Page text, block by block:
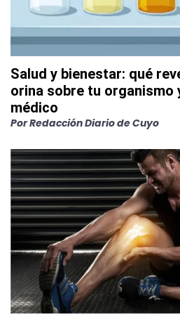
Salud y bienestar: qué
orina sobre tu organismo
médico
PorRedacción Diario de Cuyo